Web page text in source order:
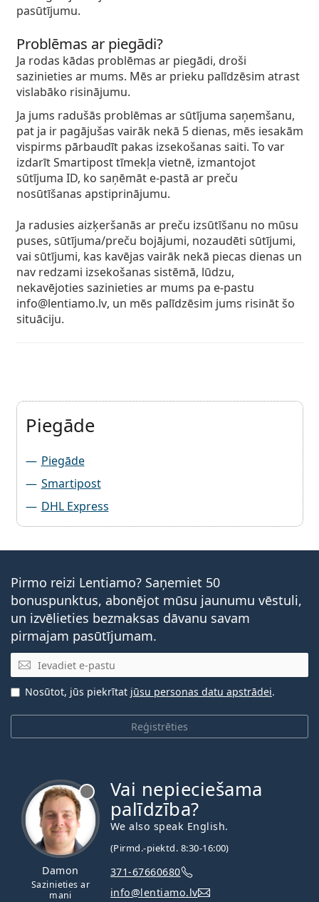
pasūtījumu.
Problēmas ar piegādi?
Ja rodas kādas problēmas ar piegādi, droši
sazinieties ar mums. Mēs ar prieku palīdzēsim atrast
vislabāko risinājumu.
Ja jums radušās problēmas ar sūtījuma saņemšanu,
pat ja ir pagājušas vairāk nekā 5 dienas, mēs iesakām
vispirms pārbaudīt pakas izsekošanas saiti. To var
izdarīt Smartipost tīmekļa vietnē, izmantojot
sūtījuma ID, ko saņēmāt e-pastā ar preču
nosūtīšanas apstiprinājumu.
Ja radusies aizķeršanās ar preču izsūtīšanu no mūsu
puses, sūtījuma/preču bojājumi, nozaudēti sūtījumi,
vai sūtījumi, kas kavējas vairāk nekā piecas dienas un
nav redzami izsekošanas sistēmā, lūdzu,
nekavējoties sazinieties ar mums pa e-pastu
info@lentiamo.lv, un mēs palīdzēsim jums risināt šo
situāciju.
Piegāde
Piegāde
Smartipost
DHL Express
Pirmo reizi Lentiamo? Saņemiet 50
bonuspunktus, abonējot mūsu jaunumu vēstuli,
un izvēlieties bezmaksas dāvanu savam
pirmajam pasūtījumam.
E-pasta adrese
Reģistrēties
Nosūtot, jūs piekrītat jūsu personas datu apstrādei.
Damon
Sazinieties ar
mani
Vai nepieciešama
palīdzība?
We also speak English.
(Pirmd.-piektd. 8:30-16:00)
371-67660680
info@lentiamo.lv